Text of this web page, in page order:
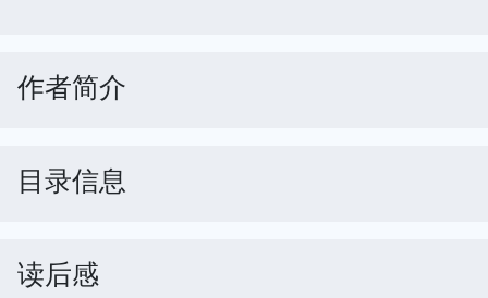
作者简介
目录信息
读后感